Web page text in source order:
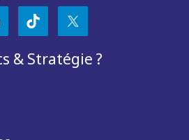
& Stratégie ?